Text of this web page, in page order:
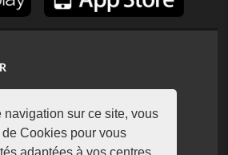
navigation sur ce site, vous
Cookies pour vous
adaptées à vos centres
52 93